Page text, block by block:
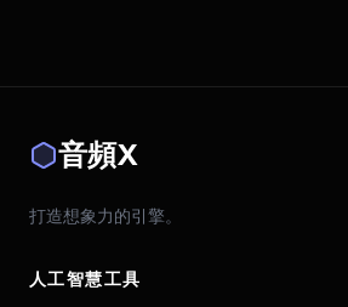
音頻X
打造想象力的引擎。
人工智慧工具